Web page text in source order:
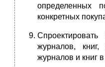
определенных
конкретных
журналов,
журналов и книг